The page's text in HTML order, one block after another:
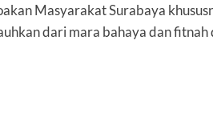
Masyarakat Surabaya
dari mara bahaya dan fitnah